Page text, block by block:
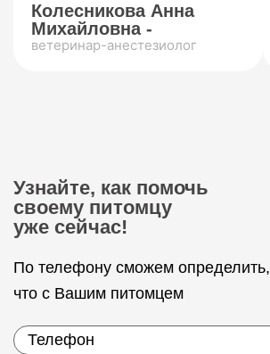
Колесникова Анна
Михайловна -
ветеринар-анестезиолог
Узнайте, как помочь
своему питомцу
уже сейчас!
По телефону сможем определить,
что с Вашим питомцем